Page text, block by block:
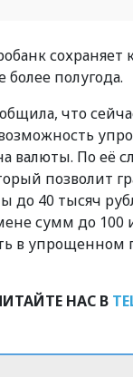
сохраняет
более полугода.
что
валюты. По её
позволит
до 40 тысяч
сумм до
в упрощенном
НАС В